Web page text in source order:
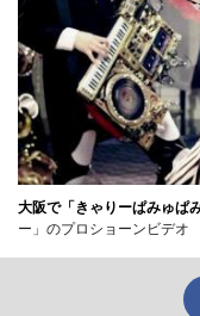
大阪で「きゃりーぱみゅぱ
ー」のプロショーンビデオ